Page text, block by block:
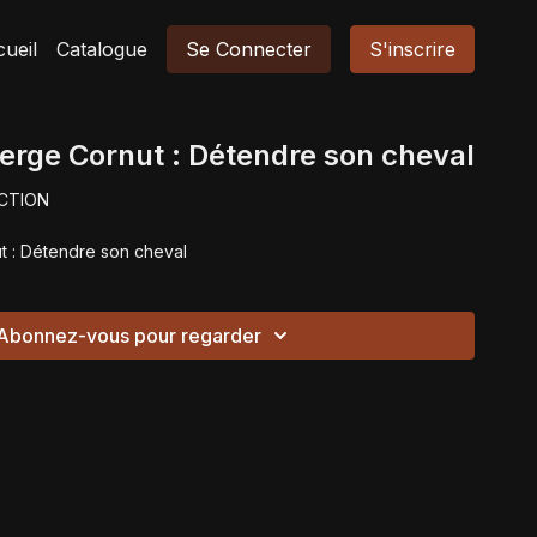
Catalogue Se Connecter S'inscrire
Cornut : Détendre son cheval
: Détendre son cheval
vous pour regarder